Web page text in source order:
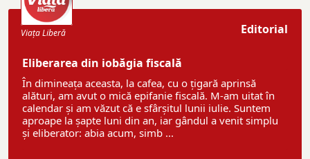
Editorial
Viaţa Liberă
Eliberarea din iobăgia fiscală
În dimineața aceasta, la cafea, cu o țigară aprinsă
alături, am avut o mică epifanie fiscală. M-am uitat în
calendar și am văzut că e sfârșitul lunii iulie. Suntem
aproape la șapte luni din an, iar gândul a venit simplu
și eliberator: abia acum, simb ...